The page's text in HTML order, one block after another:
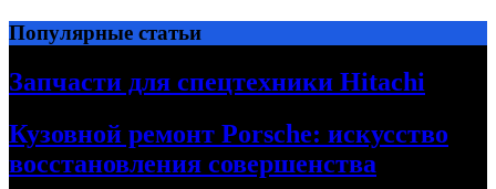
Перейти
к
содержимому
Популярные статьи
Запчасти для спецтехники Hitachi
Кузовной ремонт Porsche: искусство
восстановления совершенства